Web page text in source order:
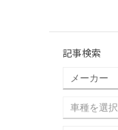
記事検索